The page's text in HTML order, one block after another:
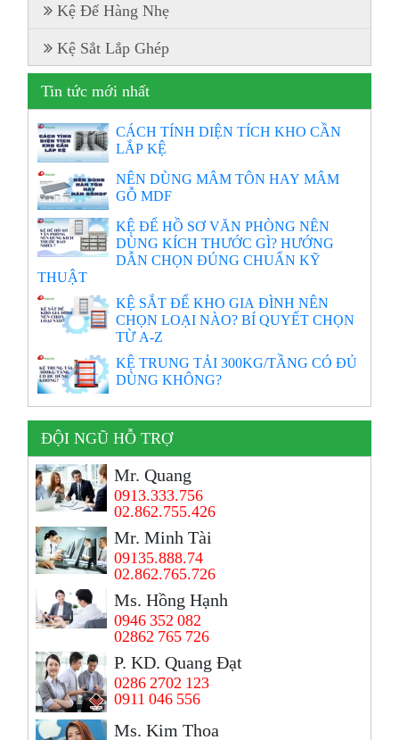
Kệ Để Hàng Nhẹ
Kệ Sắt Lắp Ghép
Tin tức mới nhất
CÁCH TÍNH DIỆN TÍCH KHO CẦN
LẮP KỆ
NÊN DÙNG MÂM TÔN HAY MÂM
GỖ MDF
KỆ ĐỂ HỒ SƠ VĂN PHÒNG NÊN
DÙNG KÍCH THƯỚC GÌ? HƯỚNG
DẪN CHỌN ĐÚNG CHUẨN KỸ
THUẬT
KỆ SẮT ĐỂ KHO GIA ĐÌNH NÊN
CHỌN LOẠI NÀO? BÍ QUYẾT CHỌN
TỪ A-Z
KỆ TRUNG TẢI 300KG/TẦNG CÓ ĐỦ
DÙNG KHÔNG?
ĐỘI NGŨ HỖ TRỢ
Mr. Quang
0913.333.756
02.862.755.426
Mr. Minh Tài
09135.888.74
02.862.765.726
Ms. Hồng Hạnh
0946 352 082
02862 765 726
P. KD. Quang Đạt
0286 2702 123
0911 046 556
Ms. Kim Thoa